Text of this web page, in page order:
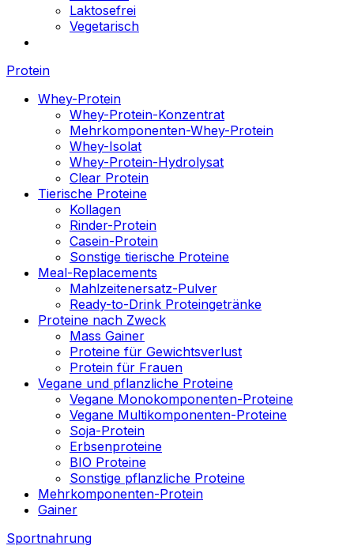
Laktosefrei
Vegetarisch
Protein
Whey-Protein
Whey-Protein-Konzentrat
Mehrkomponenten-Whey-Protein
Whey-Isolat
Whey-Protein-Hydrolysat
Clear Protein
Tierische Proteine
Kollagen
Rinder-Protein
Casein-Protein
Sonstige tierische Proteine
Meal-Replacements
Mahlzeitenersatz-Pulver
Ready-to-Drink Proteingetränke
Proteine nach Zweck
Mass Gainer
Proteine für Gewichtsverlust
Protein für Frauen
Vegane und pflanzliche Proteine
Vegane Monokomponenten-Proteine
Vegane Multikomponenten-Proteine
Soja-Protein
Erbsenproteine
BIO Proteine
Sonstige pflanzliche Proteine
Mehrkomponenten-Protein
Gainer
Sportnahrung